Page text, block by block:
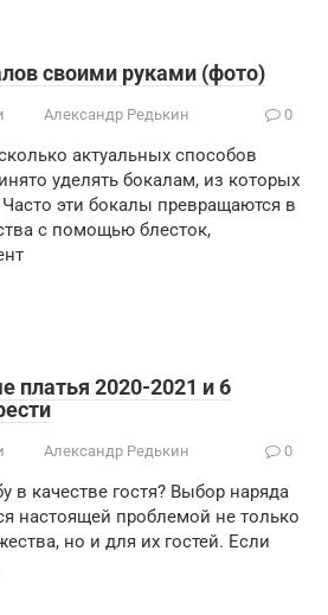
своими руками (фото)
Александр Редькин 0
актуальных способов
уделять бокалам, из которых
эти бокалы превращаются в
с помощью блесток,
платья 2020-2021 и 6
Александр Редькин 0
в качестве гостя? Выбор наряда
настоящей проблемой не только
но и для их гостей. Если